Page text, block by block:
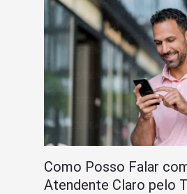
Como Posso Falar
Atendente Claro pelo